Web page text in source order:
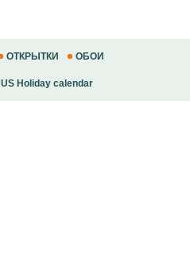
ОТКРЫТКИ ОБОИ
US Holiday calendar